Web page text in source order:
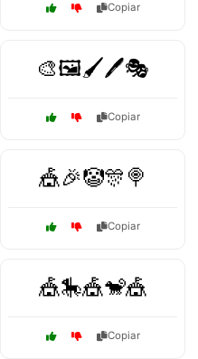
Copiar
🎨🖼️🖌️🖊️🎭
Copiar
🎪🎉🤡🎊🍭
Copiar
🎪🎠🎪🐒🎪
Copiar